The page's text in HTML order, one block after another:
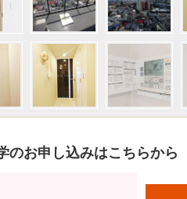
のお申し込みはこちらから